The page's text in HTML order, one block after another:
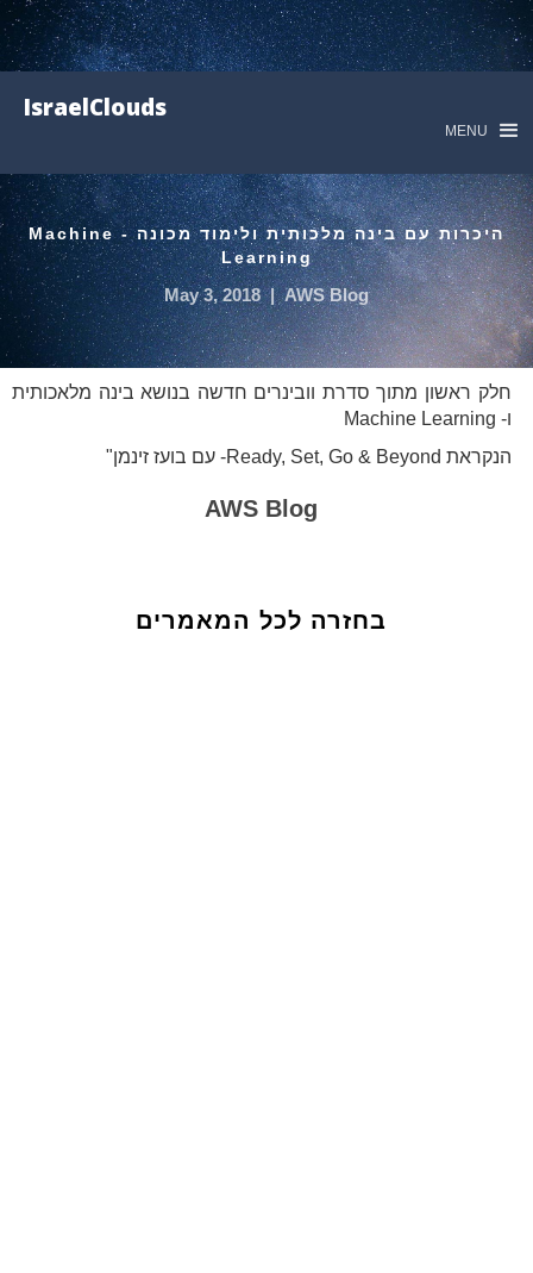
IsraelClouds
MENU
היכרות עם בינה מלכותית ולימוד מכונה - Machine
Learning
AWS Blog
|
May 3, 2018
חלק ראשון מתוך סדרת וובינרים חדשה בנושא בינה מלאכותית
ו- Machine Learning
הנקראת Ready, Set, Go & Beyond- עם בועז זינמן"
AWS Blog
בחזרה לכל המאמרים